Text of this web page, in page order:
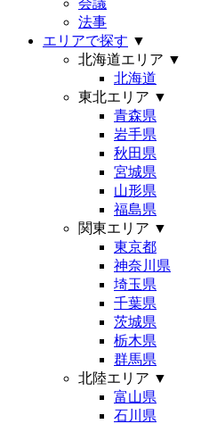
会議
法事
エリアで探す ▼
北海道エリア ▼
北海道
東北エリア ▼
青森県
岩手県
秋田県
宮城県
山形県
福島県
関東エリア ▼
東京都
神奈川県
埼玉県
千葉県
茨城県
栃木県
群馬県
北陸エリア ▼
富山県
石川県